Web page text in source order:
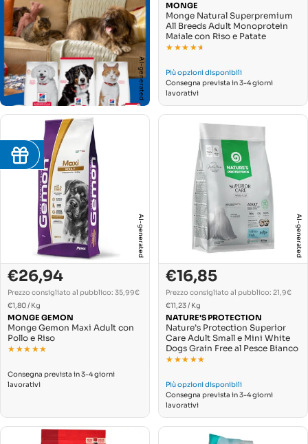
AI-generated
MONGE
Monge Natural Superpremium
All Breeds Adult Monoprotein
Maiale con Riso e Patate
★★★★★
★★★★★
Più opzioni disponibili
Consegna prevista in 3-4 giorni
lavorativi
AI-generated
Prezzo
di
vendita
€26,94
normale
Prezzo consigliato al pubblico: 35,99€
PREZZO
UNITARIO
€1,80/ Per
Kg
MONGE GEMON
Monge Gemon Maxi Adult con
Pollo e Riso
★★★★★
★★★★★
Consegna prevista in 3-4 giorni
lavorativi
AI-generated
Prezzo
di
vendita
€16,85
normale
Prezzo consigliato al pubblico: 21,9€
PREZZO
UNITARIO
€11,23/ Per
Kg
NATURE'S PROTECTION
Nature’s Protection Superior
Care Adult Small e Mini White
Dogs Grain Free al Pesce Bianco
★★★★★
★★★★★
Più opzioni disponibili
Consegna prevista in 3-4 giorni
lavorativi
11